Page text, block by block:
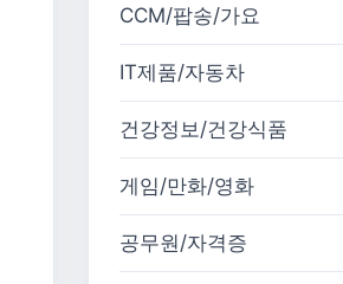
CCM/팝송/가요
IT제품/자동차
건강정보/건강식품
게임/만화/영화
공무원/자격증